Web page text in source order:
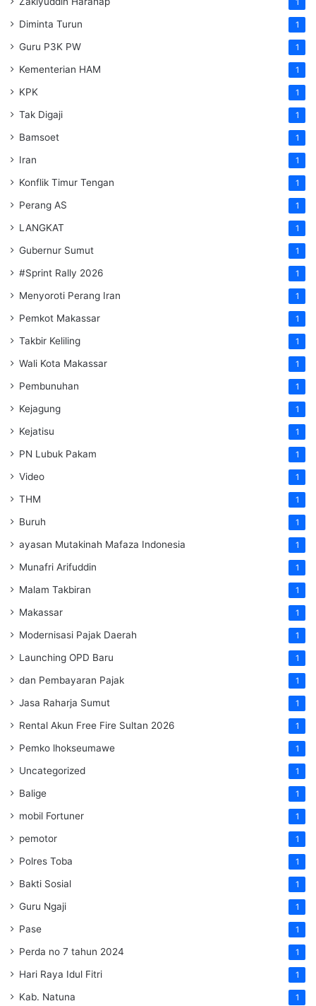
1
Diminta Turun 1
Guru P3K PW 1
Kementerian HAM 1
KPK 1
Tak Digaji 1
Bamsoet 1
Iran 1
Konflik Timur Tengan 1
Perang AS 1
LANGKAT 1
Gubernur Sumut 1
#Sprint Rally 2026 1
Menyoroti Perang Iran 1
Pemkot Makassar 1
Takbir Keliling 1
Wali Kota Makassar 1
Pembunuhan 1
Kejagung 1
Kejatisu 1
PN Lubuk Pakam 1
Video 1
THM 1
Buruh 1
ayasan Mutakinah Mafaza Indonesia 1
Munafri Arifuddin 1
Malam Takbiran 1
Makassar 1
Modernisasi Pajak Daerah 1
Launching OPD Baru 1
dan Pembayaran Pajak 1
Jasa Raharja Sumut 1
Rental Akun Free Fire Sultan 2026 1
Pemko lhokseumawe 1
Uncategorized 1
Balige 1
mobil Fortuner 1
pemotor 1
Polres Toba 1
Bakti Sosial 1
Guru Ngaji 1
Pase 1
Perda no 7 tahun 2024 1
Hari Raya Idul Fitri 1
Kab. Natuna 1